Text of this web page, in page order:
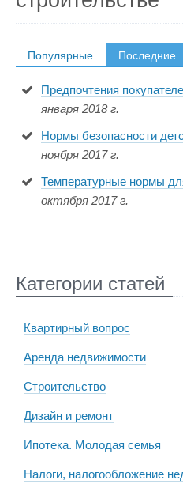
Популярные Последние
Предпочтения
января 2018 г.
Нормы безопасности
ноября 2017 г.
Температурные нормы
октября 2017 г.
Категории статей
Квартирный вопрос
Аренда недвижимости
Строительство
Дизайн и ремонт
Ипотека. Молодая семья
Налоги, налогообложение